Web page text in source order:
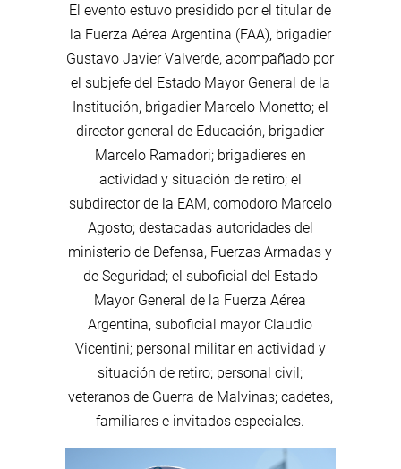
El evento estuvo presidido por el titular de
la Fuerza Aérea Argentina (FAA), brigadier
Gustavo Javier Valverde, acompañado por
el subjefe del Estado Mayor General de la
Institución, brigadier Marcelo Monetto; el
director general de Educación, brigadier
Marcelo Ramadori; brigadieres en
actividad y situación de retiro; el
subdirector de la EAM, comodoro Marcelo
Agosto; destacadas autoridades del
ministerio de Defensa, Fuerzas Armadas y
de Seguridad; el suboficial del Estado
Mayor General de la Fuerza Aérea
Argentina, suboficial mayor Claudio
Vicentini; personal militar en actividad y
situación de retiro; personal civil;
veteranos de Guerra de Malvinas; cadetes,
familiares e invitados especiales.